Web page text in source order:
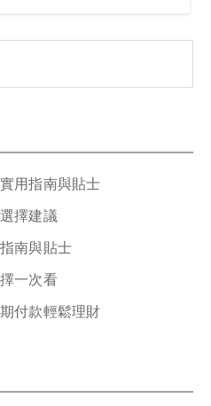
用指南與貼士
擇建議
南與貼士
一次看
付款輕鬆理財